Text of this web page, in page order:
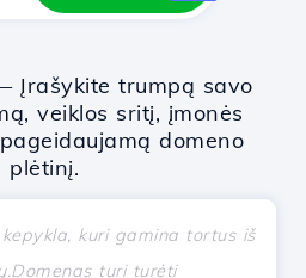
Įrašykite trumpą savo
veiklos sritį, įmonės
domeno
plėtinį.